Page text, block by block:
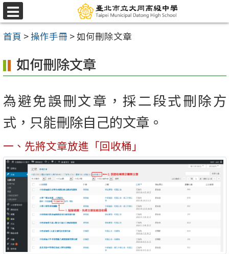
跳
至
主
內
區
選
單
首頁 >操作手冊>如何刪除文章
如何刪除文章
為避免誤刪文章，採二段式刪除方
式，只能刪除自己的文章。
一、先將文章放進「回收桶」